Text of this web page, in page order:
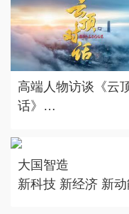
高端人物访谈《云
话》
考丰度
大国智造
新科技 新经济 新